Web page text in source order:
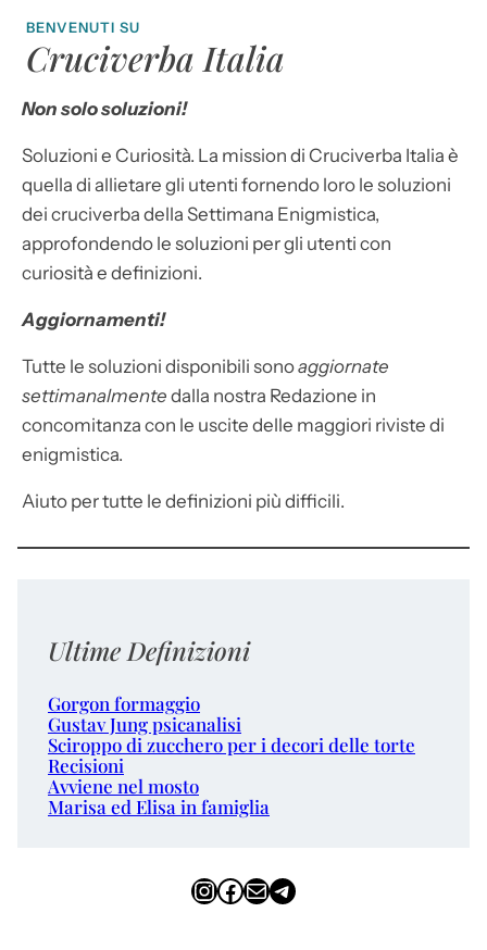
BENVENUTI SU
Cruciverba Italia
Non solo soluzioni!
Soluzioni e Curiosità. La mission di Cruciverba Italia è
quella di allietare gli utenti fornendo loro le soluzioni
dei cruciverba della Settimana Enigmistica,
approfondendo le soluzioni per gli utenti con
curiosità e definizioni.
Aggiornamenti!
Tutte le soluzioni disponibili sonoaggiornate
settimanalmente dalla nostra Redazione in
concomitanza con le uscite delle maggiori riviste di
enigmistica.
Aiuto per tutte le definizioni più difficili.
Ultime Definizioni
Gorgon formaggio
Gustav Jung psicanalisi
Sciroppo di zucchero per i decori delle torte
Recisioni
Avviene nel mosto
Marisa ed Elisa in famiglia
InstagramFacebook Email Telegram